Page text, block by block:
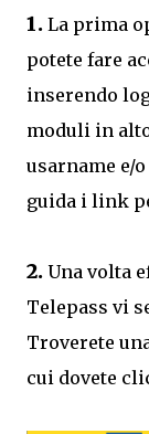
1. La prima
potete fare
inserendo
moduli in
usarname e/
guida i link
2. Una volta
Telepass vi
Troverete
cui dovete